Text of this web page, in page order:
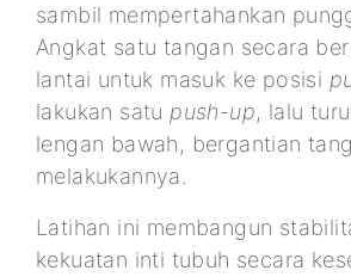
sambil mempertahankan
Angkat satu tangan secara
lantai untuk masuk ke posisi
lakukan satu push-up, lalu
lengan bawah, bergantian
melakukannya.
Latihan ini membangun
kekuatan inti tubuh secara